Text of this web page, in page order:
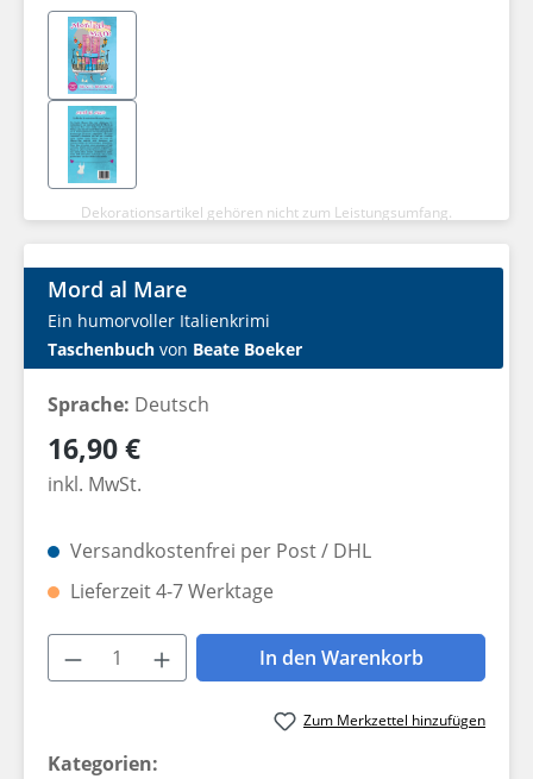
Dekorationsartikel gehören nicht zum Leistungsumfang.
Mord al Mare
Ein humorvoller Italienkrimi
Taschenbuch von Beate Boeker
Sprache: Deutsch
Regulärer Preis:
16,90 €
inkl. MwSt.
Versandkostenfrei per Post / DHL
Lieferzeit 4-7 Werktage
Produkt Anzahl: Gib den
In den Warenkorb
Zum Merkzettel hinzufügen
Kategorien: